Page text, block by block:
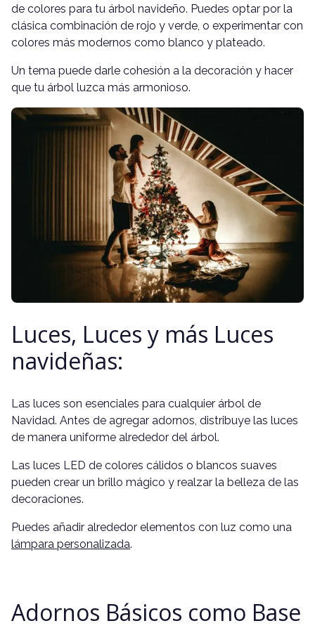
de colores para tu árbol navideño. Puedes optar por la
clásica combinación de rojo y verde, o experimentar con
colores más modernos como blanco y plateado.
Un tema puede darle cohesión a la decoración y hacer
que tu árbol luzca más armonioso.
Luces, Luces y más Luces
navideñas:
Las luces son esenciales para cualquier árbol de
Navidad. Antes de agregar adornos, distribuye las luces
de manera uniforme alrededor del árbol.
Las luces LED de colores cálidos o blancos suaves
pueden crear un brillo mágico y realzar la belleza de las
decoraciones.
Puedes añadir alrededor elementos con luz como una
lámpara personalizada.
Adornos Básicos como Base